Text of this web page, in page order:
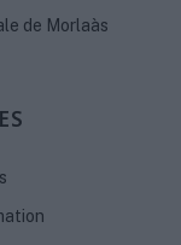
de Morlaàs